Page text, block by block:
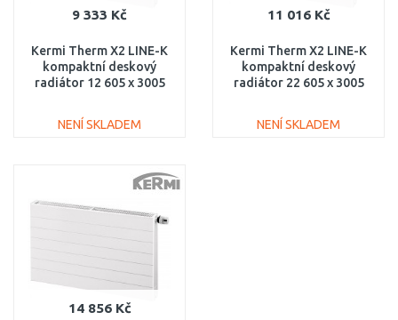
9 333 Kč
Kermi Therm X2 LINE-K
kompaktní deskový
radiátor 12 605 x 3005
NENÍ SKLADEM
11 016 Kč
Kermi Therm X2 LINE-K
kompaktní deskový
radiátor 22 605 x 3005
NENÍ SKLADEM
14 856 Kč